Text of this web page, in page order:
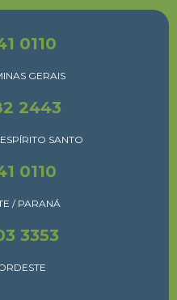
0110
GERAIS
2443
SANTO
0110
/ PARANÁ
3353